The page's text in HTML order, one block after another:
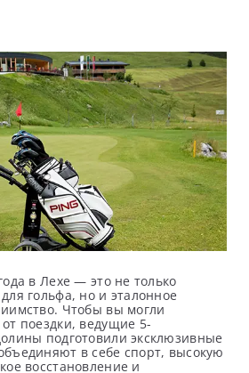
в Лехе — это не только
гольфа, но и эталонное
Чтобы вы могли
поездки, ведущие 5-
подготовили эксклюзивные
в себе спорт, высокую
восстановление и